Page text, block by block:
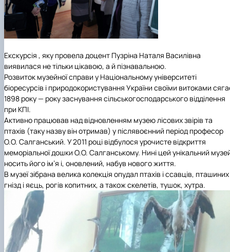
Екскурсія , яку провела доцент Пузріна Наталя Василівна
виявилася не тільки цікавою, а й пізнавальною.
Розвиток музейної справи у Національному університеті
біоресурсів і природокористування України своїми витоками
1898 року — року заснування сільськогосподарського відділення
при КПІ.
Активно працював над відновленням музею лісових звірів та
птахів (таку назву він отримав) у післявоєнний період професор
О.О. Салганський. У 2011 році відбулося урочисте відкриття
меморіальної дошки О.О. Салганському. Нині цей унікальний
носить його ім’я і, оновлений, набув нового життя.
В музеї зібрана велика колекція опудал птахів і ссавців, пташиних
гнізд і яєць, рогів копитних, а також скелетів, тушок, хутра.